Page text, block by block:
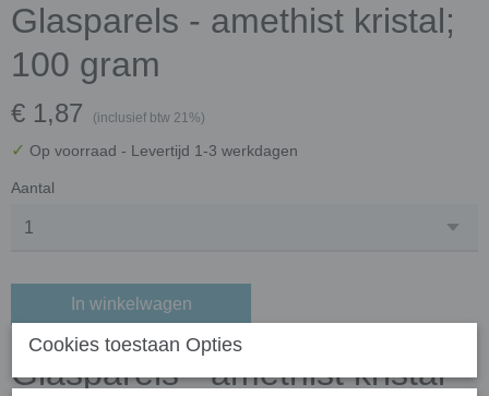
Glasparels - amethist kristal;
100 gram
€ 1,87 (inclusief btw 21%)
✓ Op voorraad - Levertijd 1-3 werkdagen
Aantal
In winkelwagen
Glasparels - amethist kristal
Cookies toestaan Opties